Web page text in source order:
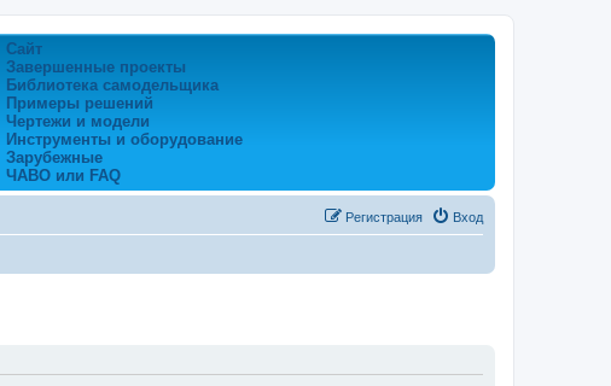
Сайт
Завершенные проекты
Библиотека самодельщика
Примеры решений
Чертежи и модели
Инструменты и оборудование
Зарубежные
ЧАВО или FAQ
Вход
Регистрация